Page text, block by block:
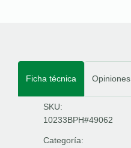
Ficha técnica Opiniones
SKU:
10233BPH#49062
Categoría: